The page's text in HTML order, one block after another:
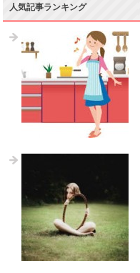
人気記事ランキング